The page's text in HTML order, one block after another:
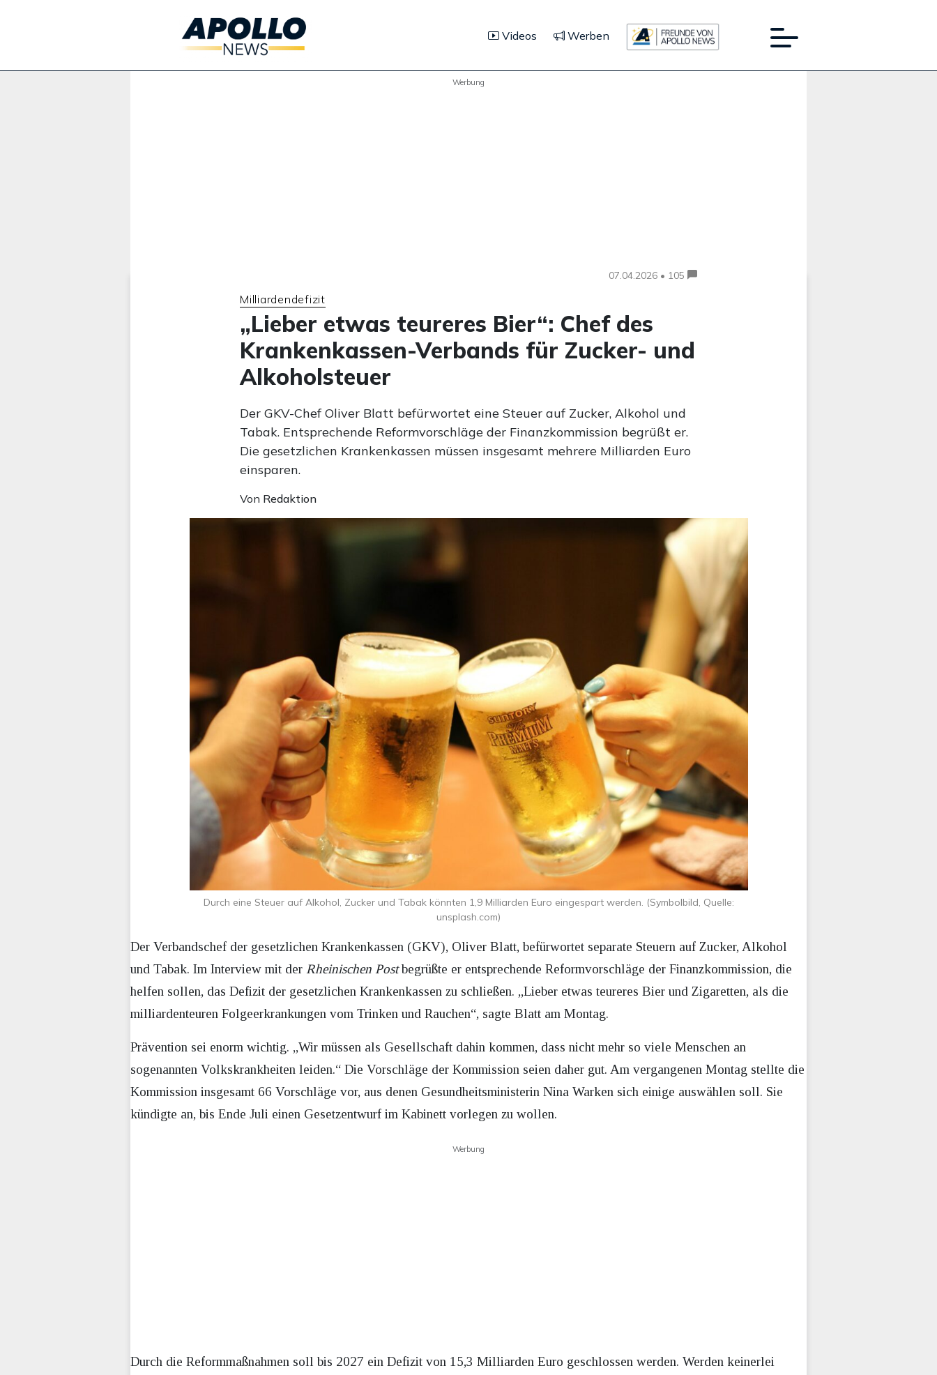
Videos Werben
Werbung
07.04.2026 • 105
Milliardendefizit
„Lieber etwas teureres Bier“: Chef des
Krankenkassen-Verbands für Zucker- und
Alkoholsteuer
Der GKV-Chef Oliver Blatt befürwortet eine Steuer auf Zucker, Alkohol und
Tabak. Entsprechende Reformvorschläge der Finanzkommission begrüßt er.
Die gesetzlichen Krankenkassen müssen insgesamt mehrere Milliarden Euro
einsparen.
Von Redaktion
Durch eine Steuer auf Alkohol, Zucker und Tabak könnten 1,9 Milliarden Euro eingespart werden. (Symbolbild, Quelle:
unsplash.com)
Der Verbandschef der gesetzlichen Krankenkassen (GKV), Oliver Blatt, befürwortet separate Steuern auf Zucker, Alkohol
und Tabak. Im Interview mit der Rheinischen Postbegrüßte er entsprechende Reformvorschläge der Finanzkommission, die
helfen sollen, das Defizit der gesetzlichen Krankenkassen zu schließen. „Lieber etwas teureres Bier und Zigaretten, als die
milliardenteuren Folgeerkrankungen vom Trinken und Rauchen“, sagte Blatt am Montag.
Prävention sei enorm wichtig. „Wir müssen als Gesellschaft dahin kommen, dass nicht mehr so viele Menschen an
sogenannten Volkskrankheiten leiden.“ Die Vorschläge der Kommission seien daher gut. Am vergangenen Montag stellte die
Kommission insgesamt 66 Vorschläge vor, aus denen Gesundheitsministerin Nina Warken sich einige auswählen soll. Sie
kündigte an, bis Ende Juli einen Gesetzentwurf im Kabinett vorlegen zu wollen.
Werbung
Durch die Reformmaßnahmen soll bis 2027 ein Defizit von 15,3 Milliarden Euro geschlossen werden. Werden keinerlei